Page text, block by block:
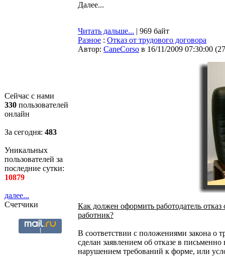
Сейчас с нами
330 пользователей
онлайн
За сегодня: 483
Уникальных
пользователей за
последние сутки:
10879
далее...
Счетчики
Далее...
Читать дальше... | 969 байт
Разное : Отказ от трудового договора
Автор: CaneCorso в 16/11/2009 07:30:00 (
Как должен оформить работодатель
работник?
В соответствии с положениями закона о
сделан заявлением об отказе в
нарушением требований к форме, или